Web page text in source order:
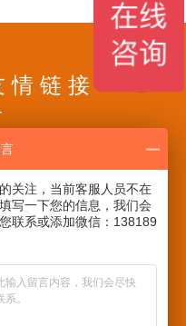
情 链 接
18717956695
ꁗ
关注，当前客服人员不在
写一下您的信息，我们会
联系或添加微信：138189